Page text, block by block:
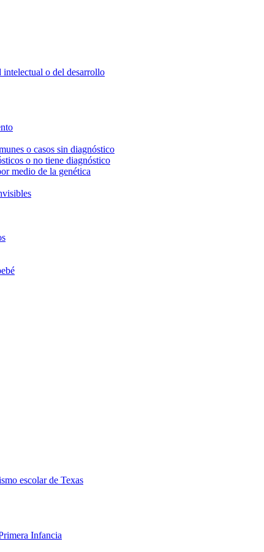
intelectual o del desarrollo
o casos sin diagnóstico
o no tiene diagnóstico
medio de la genética
escolar de Texas
Infancia